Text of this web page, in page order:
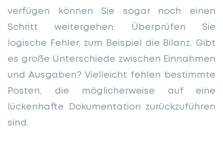
verfügen können Sie sogar noch einen
Schritt weitergehen: Überprüfen Sie
logische Fehler, zum Beispiel die Bilanz. Gibt
es große Unterschiede zwischen Einnahmen
und Ausgaben? Vielleicht fehlen bestimmte
Posten, die möglicherweise auf eine
lückenhafte Dokumentation zurückzuführen
sind.